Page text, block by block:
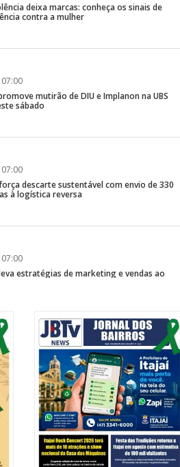
deixa marcas: conheça os sinais de
contra a mulher
mutirão de DIU e Implanon na UBS
sábado
descarte sustentável com envio de 330
à logística reversa
estratégias de marketing e vendas ao
segue com credenciamento aberto
produtores culturais
no IDEB e conquista melhor resultado da